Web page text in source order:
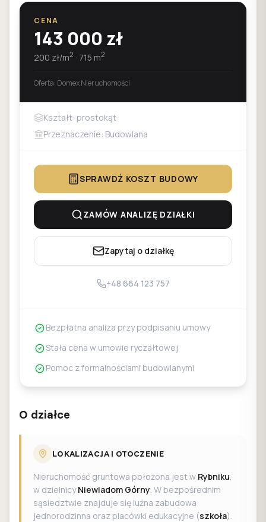
CENA
143 000 zł
200 zł/m2 · 715 m2
Oferta: Domex Nieruchomości
Kształt: prostokąt
Przeznaczenie: Budowlana
SPRAWDŹ KOSZT BUDOWY
ZAMÓW ANALIZĘ DZIAŁKI
Zapytaj o działkę
+48 664 123 757
Bezpłatna analiza przy podpisaniu umowy
Stała cena w umowie ryczałtowej
Pomoc z formalnościami budowlanymi
O działce
LOKALIZACJA I OTOCZENIE
Nieruchomość gruntowa położona jest w Rybniku,
w dzielnicyNiewiadom Górny. W bezpośrednim
sąsiedztwie znajduje się luźna zabudowa
jednorodzinna oraz placówki edukacyjne (szkoła).